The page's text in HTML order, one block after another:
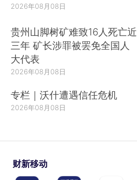
2026年08月08日
贵州山脚树矿难致16人死亡近
三年 矿长涉罪被罢免全国人
大代表
2026年08月08日
专栏｜沃什遭遇信任危机
2026年08月08日
财新移动